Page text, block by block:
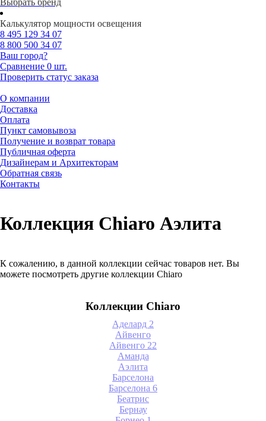
Выбрать бренд
Калькулятор мощности освещения
8 495 129 34 07
8 800 500 34 07
Ваш город?
Сравнение 0 шт.
Проверить статус заказа
О компании
Доставка
Оплата
Пункт самовывоза
Получение и возврат товара
Публичная оферта
Дизайнерам и Архитекторам
Обратная связь
Контакты
Коллекция Chiaro Аэлита
К сожалению, в данной коллекции сейчас товаров нет. Вы
можете посмотреть другие коллекции Chiaro
Коллекции Chiaro
Аделард 2
Айвенго
Айвенго 22
Аманда
Аэлита
Барселона
Барселона 6
Беатрис
Бернау